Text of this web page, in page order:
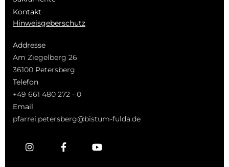
Kontakt
Hinweisgeberschutz
Addresse
Am Ziegelberg 26
36100 Petersberg
Telefon
+49 661 480 272 - 0
Email
pfarrei.petersberg@bistum-fulda.de